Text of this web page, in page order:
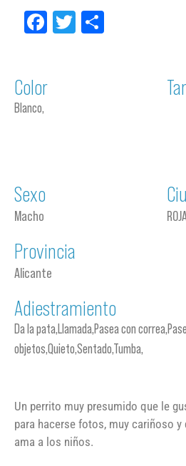
Facebook
Twitter
Color
Blanco,
Sexo
Macho
Provincia
Alicante
Adiestramiento
Da la pata,Llamada,Pasea con
objetos,Quieto,Sentado,Tumba,
Un perrito muy presumido que le
para hacerse fotos, muy cariñoso
ama a los niños.